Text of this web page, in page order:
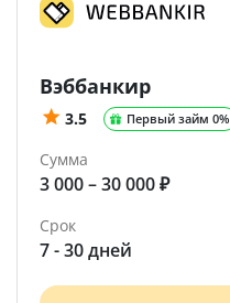
Вэббанкир
3.5 Первый займ 0%
Сумма
3 000 – 30 000 ₽
Срок
7 - 30 дней